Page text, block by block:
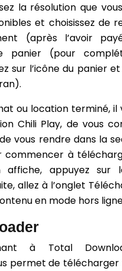
la résolution que
et choisissez de
(après l’avoir
panier (pour
sur l’icône du panier
ou location terminé, il
Chili Play, de vous
vous rendre dans la
commencer à
affiche, appuyez sur
allez à l’onglet
en mode hors
à Total
permet de télécharger